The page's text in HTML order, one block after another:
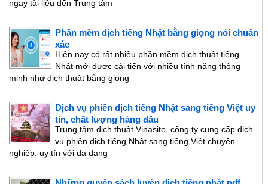
ngay tài liệu đến Trung tâm
Phần mềm dịch tiếng Nhật bằng giọng nói chuẩn
xác
Hiện nay có rất nhiều phần mềm dịch thuật tiếng
Nhật mới được cải tiến với nhiều tính năng thông
minh như dịch thuật bằng giọng
Dịch vụ phiên dịch tiếng Nhật sang tiếng Việt uy
tín, chất lượng hàng đầu
Trung tâm dịch thuật Vinasite, công ty cung cấp dịch
vụ phiên dịch tiếng Nhật sang tiếng Việt chuyên
nghiệp, uy tín với đa dạng